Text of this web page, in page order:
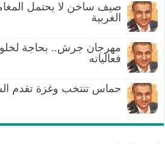
صيف ساخن لا يحتمل
الغربية
مهرجان جرش.. بحاجة لخلوة
فعالياته
حماس تنتخب وغزة تقدم